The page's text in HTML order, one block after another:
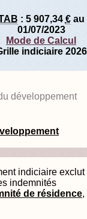
: 5 907,34 €au
01/07/2023
Mode de Calcul
indiciaire 2026
développement
indiciaire exclut
indemnités
de résidence,